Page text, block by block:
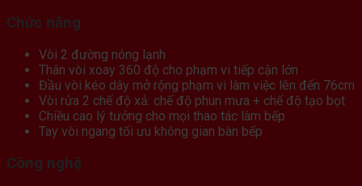
Chức năng
Vòi 2 đường nóng lạnh
Thân vòi xoay 360 độ cho phạm vi tiếp cận lớn
Đầu vòi kéo dây mở rộng phạm vi làm việc lên đến 76cm
Vòi rửa 2 chế độ xả: chế độ phun mưa + chế độ tạo bọt
Chiều cao lý tưởng cho mọi thao tác làm bếp
Tay vòi ngang tối ưu không gian bàn bếp
Công nghệ